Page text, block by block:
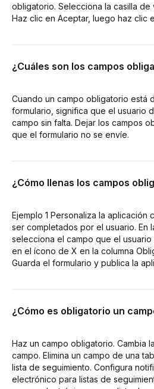
obligatorio. Selecciona la casilla
Haz clic en Aceptar, luego haz clic
¿Cuáles son los campos
Cuando un campo obligatorio está
formulario, significa que el usuario
campo sin falta. Dejar los campos
que el formulario no se envíe.
¿Cómo llenas los campos
Ejemplo 1 Personaliza la aplicación
ser completados por el usuario. En
selecciona el campo que el
en el ícono de X en la columna
Guarda el formulario y publica la
¿Cómo es obligatorio un
Haz un campo obligatorio. Cambia
campo. Elimina un campo de una
lista de seguimiento. Configura
electrónico para listas de